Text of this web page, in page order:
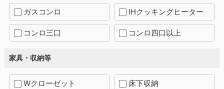
ガスコンロ IHクッキングヒーター
コンロ三口 コンロ四口以上
家具・収納等
Wクローゼット 床下収納